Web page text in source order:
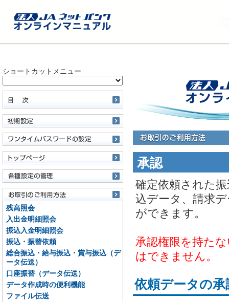
ショートカットメニュー
残高照会
入出金明細照会
振込入金明細照会
振込・振替依頼
総合振込・給与振込・賞与振込（デ
ータ伝送）
口座振替（データ伝送）
データ作成時の便利機能
ファイル伝送
承認
確定依頼された
込データ、請求
ができます。
承認権限を持た
はできません。
依頼データの